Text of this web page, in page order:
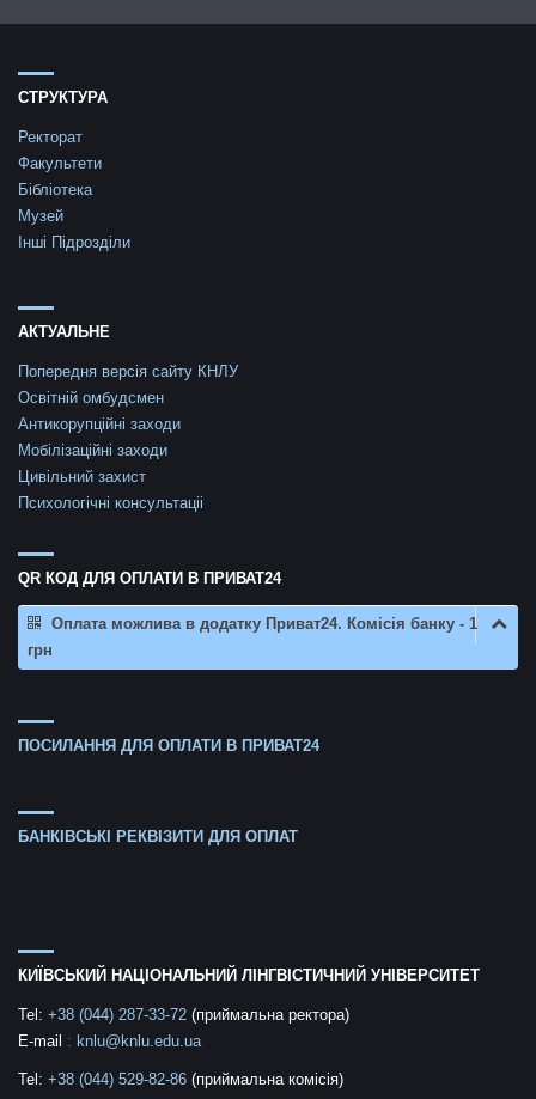
СТРУКТУРА
Ректорат
Факультети
Бібліотека
Музей
Інші Підрозділи
АКТУАЛЬНЕ
Попередня версія сайту КНЛУ
Освітній омбудсмен
Антикорупційні заходи
Мобілізаційні заходи
Цивільний захист
Психологічні консультаціі
QR КОД ДЛЯ ОПЛАТИ В ПРИВАТ24
Оплата можлива в додатку Приват24. Комісія банку - 1
грн
ПОСИЛАННЯ ДЛЯ ОПЛАТИ В ПРИВАТ24
БАНКІВСЬКІ РЕКВІЗИТИ ДЛЯ ОПЛАТ
КИЇВСЬКИЙ НАЦІОНАЛЬНИЙ ЛІНГВІСТИЧНИЙ УНІВЕРСИТЕТ
Tel: +38 (044) 287-33-72 (приймальна ректора)
E-mail : knlu@knlu.edu.ua
Tel: +38 (044) 529-82-86 (приймальна комісія)